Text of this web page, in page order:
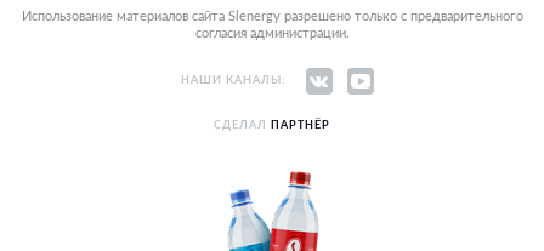
Использование материалов сайта Slenergy разрешено только с предварительного
согласия администрации.
НАШИ КАНАЛЫ:
СДЕЛАЛ ПАРТНЁР